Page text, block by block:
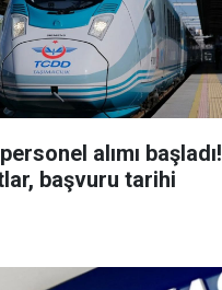
alımı başladı!
başvuru tarihi